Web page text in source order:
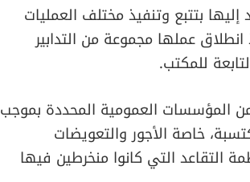
بتتبع وتنفيذ مختلف العمليات
عملها مجموعة من التدابير
للمكتب.
المؤسسات العمومية المحددة بموجب
خاصة الأجور والتعويضات
التقاعد التي كانوا منخرطين فيها